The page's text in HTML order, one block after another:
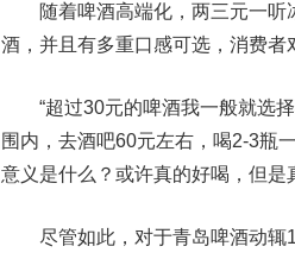
随着啤酒高端化，两三元一听
酒，并且有多重口感可选，消费者
“超过30元的啤酒我一般就选择
围内，去酒吧60元左右，喝2-3瓶
意义是什么？或许真的好喝，但是
尽管如此，对于青岛啤酒动辄